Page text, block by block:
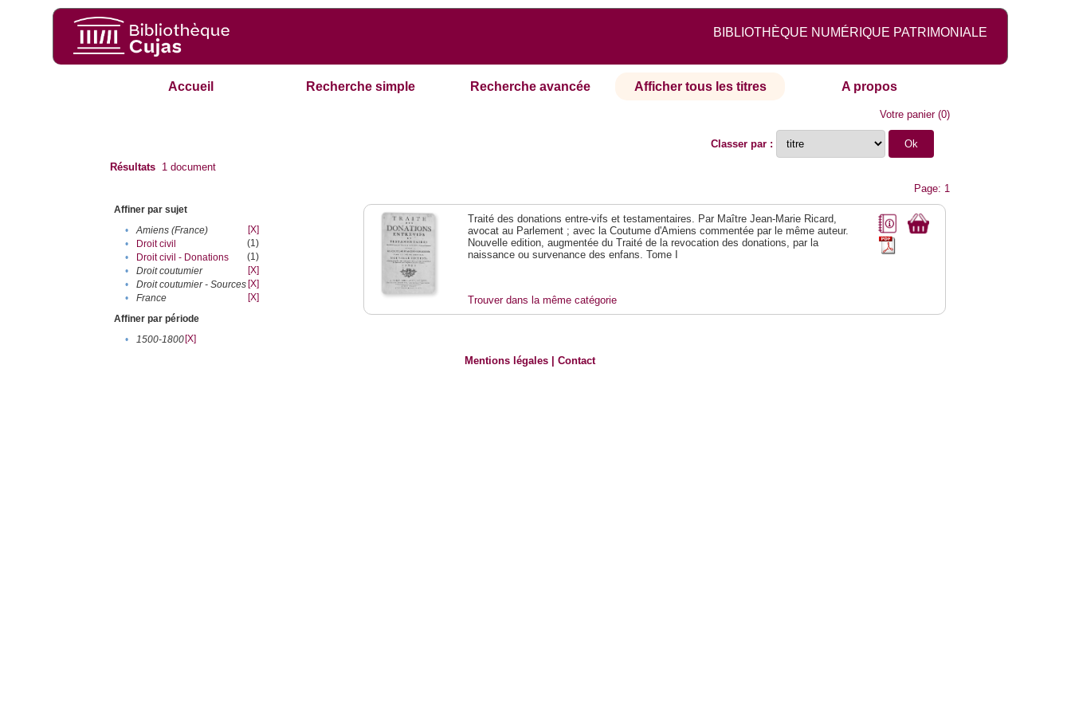
BIBLIOTHÈQUE NUMÉRIQUE PATRIMONIALE
Accueil Recherche simple Recherche avancée Afficher tous les titres A propos
Votre panier(0)
Classer par :
Résultats 1 document
Page: 1
Affiner par sujet
•
Amiens (France)
[X]
•
Droit civil
(1)
•
Droit civil - Donations
(1)
•
Droit coutumier
[X]
•
Droit coutumier - Sources [X]
•
France
[X]
Affiner par période
•
1500-1800[X]
Traité des donations entre-vifs et testamentaires. Par Maître Jean-Marie Ricard,
avocat au Parlement ; avec la Coutume d'Amiens commentée par le même auteur.
Nouvelle edition, augmentée du Traité de la revocation des donations, par la
naissance ou survenance des enfans. Tome I
Trouver dans la même catégorie
Mentions légales |Contact